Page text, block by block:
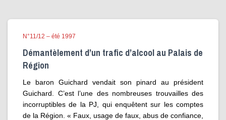
N°11/12 – été 1997
Démantèlement d’un trafic d’alcool au Palais de
Région
Le baron Guichard vendait son pinard au président
Guichard. C’est l’une des nombreuses trouvailles des
incorruptibles de la PJ, qui enquêtent sur les comptes
de la Région. « Faux, usage de faux, abus de confiance,